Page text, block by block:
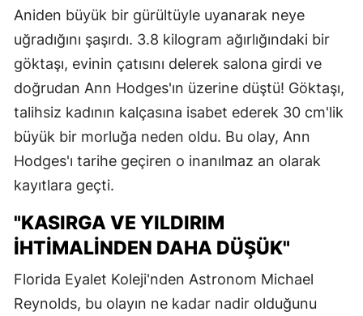
Aniden büyük bir gürültüyle uyanarak neye
uğradığını şaşırdı. 3.8 kilogram ağırlığındaki bir
göktaşı, evinin çatısını delerek salona girdi ve
doğrudan Ann Hodges'ın üzerine düştü! Göktaşı,
talihsiz kadının kalçasına isabet ederek 30 cm'lik
büyük bir morluğa neden oldu. Bu olay, Ann
Hodges'ı tarihe geçiren o inanılmaz an olarak
kayıtlara geçti.
"KASIRGA VE YILDIRIM
İHTIMALINDEN DAHA DÜŞÜK"
Florida Eyalet Koleji'nden Astronom Michael
Reynolds, bu olayın ne kadar nadir olduğunu